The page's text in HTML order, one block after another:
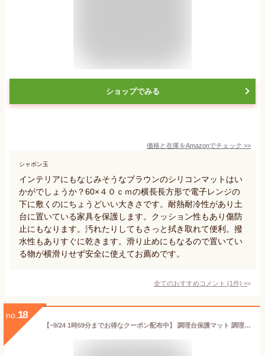
ショップでみる
価格と在庫をAmazonでチェック >>
シャボン玉
インテリアにもなじみそうなブラウンのシリコンマットはい
かがでしょうか？60×４０ｃｍの横長長方形で電子レンジの
下に敷くのにちょうどいい大きさです。耐熱耐冷性があり土
台に置いている家具を保護します。クッション性もあり傷防
止にもなります。汚れたりしてもさっと拭き取れて便利。撥
水性もありすぐに乾きます。滑り止めにもなるので置いてい
る物が横滑りせず安全に使えてお薦めです。
全てのおすすめコメント (1件) >
no. 18
【~9/24 1時59分までお得なクーポン配布中】 調理台保護マット 調理台保護シート 調理台 保護シート 耐熱 保護 マット 耐熱250℃ シート シリコンマット キッチンマット 衝撃吸収 防汚加工 キッチン シリコン 半透明 [ゼロキーパー] [2mm厚 M/LL]